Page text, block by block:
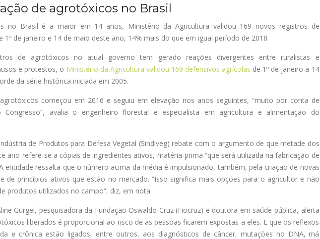
de agrotóxicos no Brasil
no Brasil é a maior em 14 anos, Ministério da Agricultura validou 169 novos registros de
1º de janeiro e 14 de maio deste ano, 14% mais do que em igual período de 2018.
de agrotóxicos no atual governo tem gerado reações divergentes entre ruralistas e
e protestos, o Ministério da Agricultura validou 169 defensivos agrícolas de 1º de janeiro a 14
da série histórica iniciada em 2005.
começou em 2016 e seguiu em elevação nos anos seguintes, “muito por conta de
Congresso”, avalia o engenheiro florestal e especialista em agricultura e alimentação do
de Produtos para Defesa Vegetal (Sindiveg) rebate com o argumento de que metade dos
ano refere-se a cópias de ingredientes ativos, matéria-prima “que será utilizada na fabricação de
entidade ressalta que o número acima da média é impulsionado, também, pela criação de novas
de princípios ativos que estão no mercado. “Isso significa mais opções para o agricultor e não
produtos utilizados no campo”, diz, em nota.
Gurgel, pesquisadora da Fundação Oswaldo Cruz (Fiocruz) e doutora em saúde pública, alerta
liberados é proporcional ao risco de as pessoas ficarem expostas a eles. E que os reflexos
e crônica estão ligados, entre outros, aos diagnósticos de câncer, mutações no DNA, má